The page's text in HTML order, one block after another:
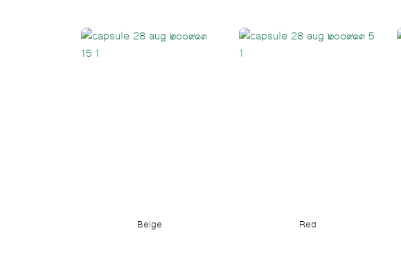
Beige Red